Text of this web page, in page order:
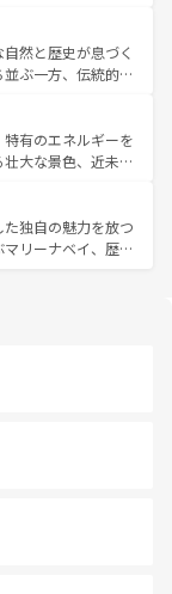
力を心ゆくまで味
の韓国情報はコンテンツ一
の古い町並みやホ
、独特の雰囲気を
かさとおいしさで
ーヒーなどは、ぜ
もあたたかい人々
れられない旅にな
然と歴史が息づく
ぶ一方、伝統的な
マイなどの山岳地
トやクラビの美し
できる。タイ料理
にも異なる楽しみ
、仏教を中心とし
る旅人を魅了し続
有のエネルギーを
大な景色、近未来
スポットが密集し
魅力。息をのむよ
存分に楽しみ尽く
独自の魅力を放つ
リーナベイ、歴史
外せないスポット